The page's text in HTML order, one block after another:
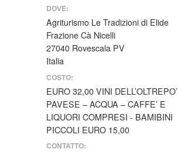
22
E
DOMENICA
23
MARZO
I
classici
della
tradizione…
l’Oltrepò
Pavese
DOVE:
Agriturismo Le Tradizioni di Elide
Frazione Cà Nicelli
27040 Rovescala PV
Italia
COSTO:
EURO 32,00 VINI DELL’OLTREPO’
PAVESE – ACQUA – CAFFE’ E
LIQUORI COMPRESI - BAMIBINI
PICCOLI EURO 15,00
CONTATTO: